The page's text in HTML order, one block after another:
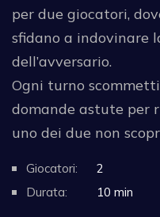
per due giocatori,
sfidano a indovinare
dell’avversario.
Ogni turno
domande astute per
uno dei due non
Giocatori:
2
Durata:
10 min